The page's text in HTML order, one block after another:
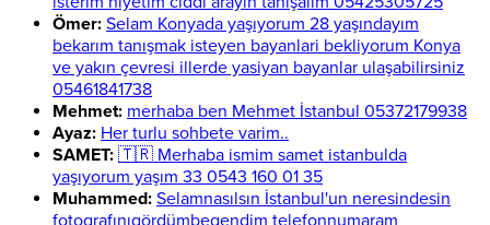
Ömer: Selam Konyada yaşıyorum 28 yaşındayım
bekarım tanışmak isteyen bayanlari bekliyorum Konya
ve yakın çevresi illerde yasiyan bayanlar ulaşabilirsiniz
05461841738
Mehmet: merhaba ben Mehmet İstanbul 05372179938
Ayaz: Her turlu sohbete varim..
SAMET: 🇹🇷 Merhaba ismim samet istanbulda
yaşıyorum yaşım 33 0543 160 01 35
Muhammed: Selamnasılsın İstanbul'un neresindesin